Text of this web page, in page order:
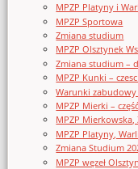
MPZP Platyny i
MPZP Sportowa
Zmiana studium
MPZP Olsztynek
Zmiana studium –
MPZP Kunki –
Warunki
MPZP Mierki –
MPZP
MPZP Platyny,
Zmiana Studium
MPZP węzeł